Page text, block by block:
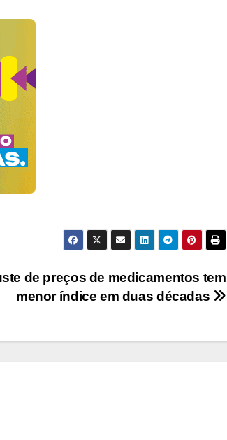
de preços de medicamentos tem
menor índice em duas décadas